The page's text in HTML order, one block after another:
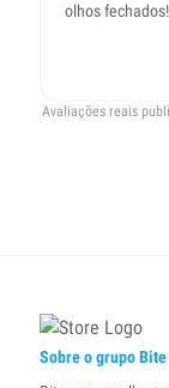
olhos fechados!
Avaliações reais
Sobre o grupo Bite